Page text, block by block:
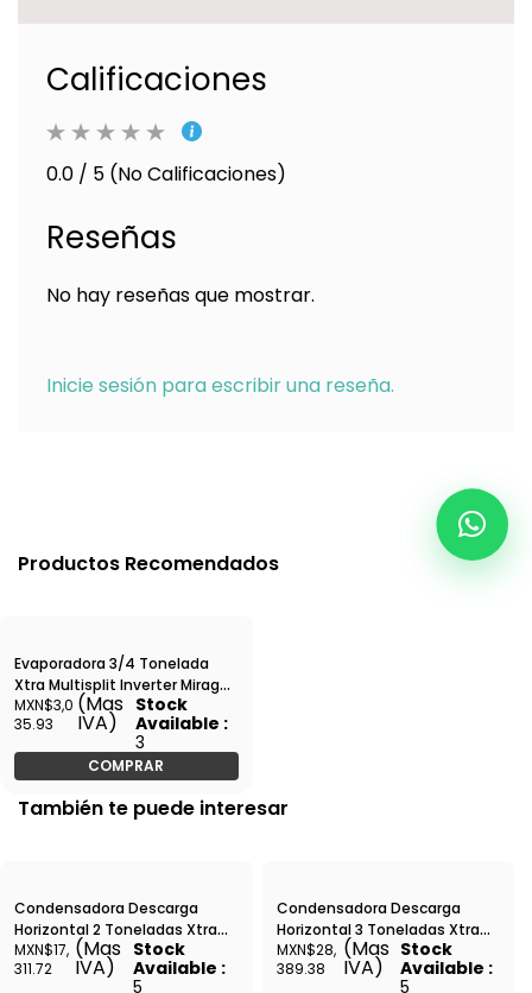
Calificaciones
0.0 / 5 (No Calificaciones)
Reseñas
No hay reseñas que mostrar.
Inicie sesión para escribir una reseña.
Productos Recomendados
Evaporadora 3/4 Tonelada
Xtra Multisplit Inverter Mirage
9000 Btu/h Frio y Calor -
EWC091X
MXN$3,0
35.93
(Mas
IVA)
Stock
Available :
3
COMPRAR
También te puede interesar
Condensadora Descarga
Horizontal 2 Toneladas Xtra
Multisplit Inverter Mirage
27000 Btu/h 1 Drive 3 Frios y
MXN$17,
311.72
(Mas
IVA)
Stock
Available :
5
Condensadora Descarga
Horizontal 3 Toneladas Xtra
Multisplit Inverter Mirage
36000 Btu/h 1 Drive 4 Frios y
MXN$28,
389.38
(Mas
IVA)
Stock
Available :
5